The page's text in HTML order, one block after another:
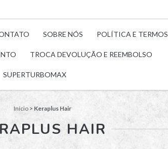
SOBRE NÓS POLÍTICA E TERMOS
TROCA DEVOLUÇÃO E REEMBOLSO
SUPERTURBOMAX
Início > Keraplus Hair
HAIR